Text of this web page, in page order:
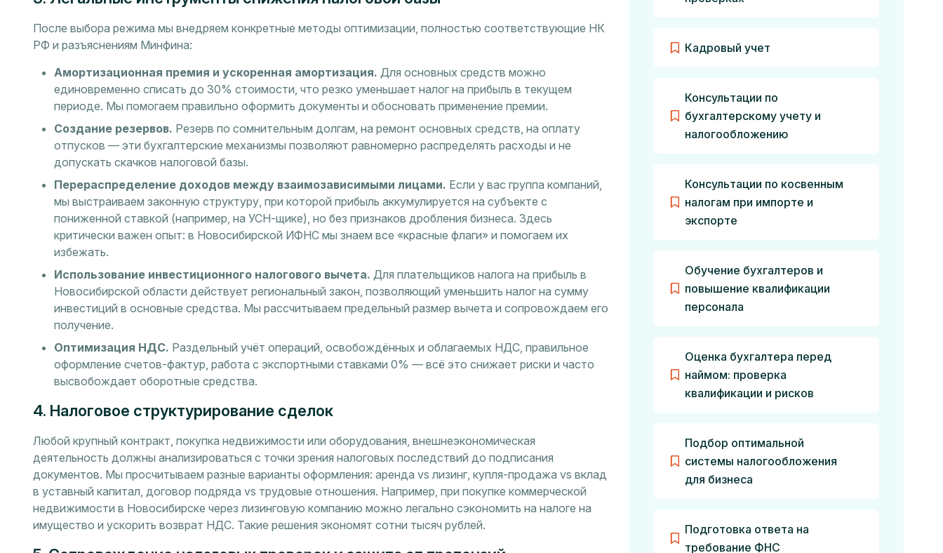
После выбора режима мы внедряем конкретные методы оптимизации, полностью соответствующие НК
РФ и разъяснениям Минфина:
Амортизационная премия и ускоренная амортизация. Для основных средств можно
единовременно списать до 30% стоимости, что резко уменьшает налог на прибыль в текущем
периоде. Мы помогаем правильно оформить документы и обосновать применение премии.
Создание резервов. Резерв по сомнительным долгам, на ремонт основных средств, на оплату
отпусков — эти бухгалтерские механизмы позволяют равномерно распределять расходы и не
допускать скачков налоговой базы.
Перераспределение доходов между взаимозависимыми лицами. Если у вас группа компаний,
мы выстраиваем законную структуру, при которой прибыль аккумулируется на субъекте с
пониженной ставкой (например, на УСН-щике), но без признаков дробления бизнеса. Здесь
критически важен опыт: в Новосибирской ИФНС мы знаем все «красные флаги» и помогаем их
избежать.
Использование инвестиционного налогового вычета. Для плательщиков налога на прибыль в
Новосибирской области действует региональный закон, позволяющий уменьшить налог на сумму
инвестиций в основные средства. Мы рассчитываем предельный размер вычета и сопровождаем его
получение.
Оптимизация НДС. Раздельный учёт операций, освобождённых и облагаемых НДС, правильное
оформление счетов-фактур, работа с экспортными ставками 0% — всё это снижает риски и часто
высвобождает оборотные средства.
4. Налоговое структурирование сделок
Любой крупный контракт, покупка недвижимости или оборудования, внешнеэкономическая
деятельность должны анализироваться с точки зрения налоговых последствий до подписания
документов. Мы просчитываем разные варианты оформления: аренда vs лизинг, купля-продажа vs вклад
в уставный капитал, договор подряда vs трудовые отношения. Например, при покупке коммерческой
недвижимости в Новосибирске через лизинговую компанию можно легально сэкономить на налоге на
имущество и ускорить возврат НДС. Такие решения экономят сотни тысяч рублей.
Кадровый учет
Консультации по
бухгалтерскому учету и
налогообложению
Консультации по косвенным
налогам при импорте и
экспорте
Обучение бухгалтеров и
повышение квалификации
персонала
Оценка бухгалтера перед
наймом: проверка
квалификации и рисков
Подбор оптимальной
системы налогообложения
для бизнеса
Подготовка ответа на
требование ФНС